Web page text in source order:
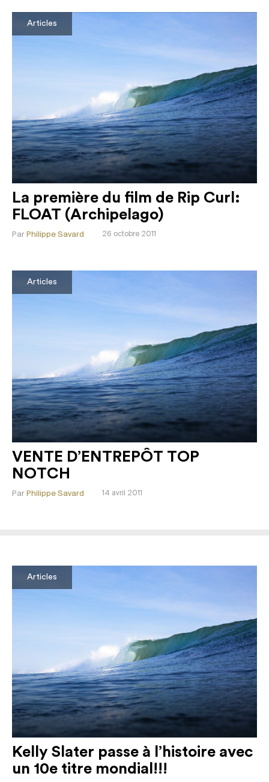
Articles
La première du film de Rip Curl:
FLOAT (Archipelago)
26 octobre 2011
Par Philippe Savard
Articles
VENTE D’ENTREPÔT TOP
NOTCH
14 avril 2011
Par Philippe Savard
Articles
Kelly Slater passe à l’histoire avec
un 10e titre mondial!!!